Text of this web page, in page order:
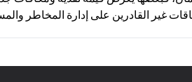
غير القادرين على إدارة المخاطر